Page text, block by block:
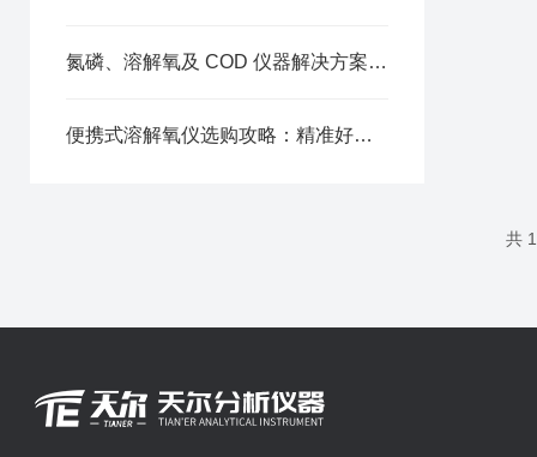
氮磷、溶解氧及 COD 仪器解决方案：集成化管控，省心适配全场景
便携式溶解氧仪选购攻略：精准好用不踩坑
共